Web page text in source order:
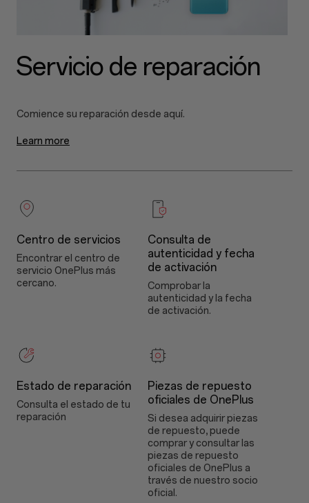
Servicio de reparación
Learn more
Centro de servicios
Encontrar el centro de
servicio OnePlus más
cercano.
Consulta de
autenticidad y fecha
de activación
Comprobar la
autenticidad y la fecha
de activación.
Estado de reparación
Consulta el estado de tu
reparación
Piezas de repuesto
oficiales de OnePlus
Si desea adquirir piezas
de repuesto, puede
comprar y consultar las
piezas de repuesto
oficiales de OnePlus a
través de nuestro socio
oficial.